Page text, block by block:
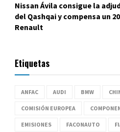
Nissan Ávila consigue la
del Qashqai y compensa un
Renault
Etiquetas
ANFAC AUDI BMW
COMISIÓN EUROPEA
EMISIONES FACONAUTO